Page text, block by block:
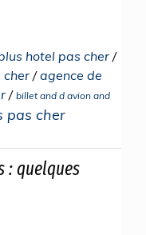
hotel pas cher /
cher /agence de
/ billet and d avion and
pas cher
: quelques